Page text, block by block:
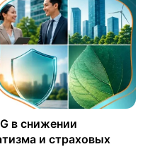
в снижении
и страховых